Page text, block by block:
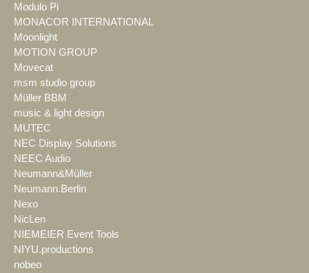
Modulo Pi
MONACOR INTERNATIONAL
Moonlight
MOTION GROUP
Movecat
msm studio group
Müller BBM
music & light design
MUTEC
NEC Display Solutions
NEEC Audio
Neumann&Müller
Neumann.Berlin
Nexo
NicLen
NIEMEIER Event Tools
NIYU.productions
nobeo